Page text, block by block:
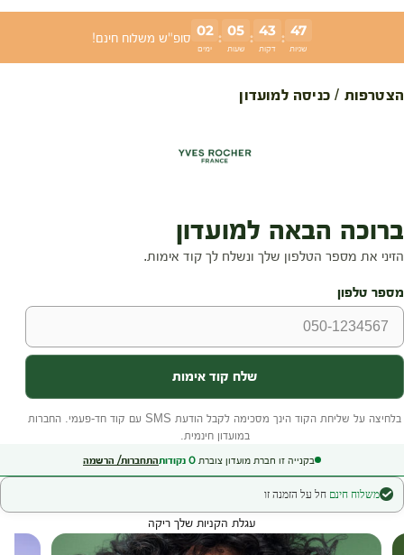
02
ימים
: 05
שעות
: 43
דקות
: 47
שניות
סופ"ש משלוח חינם!
הצטרפות / כניסה למועדון
בקנייה זו חברת מועדון צוברת 0 נקודותהתחברות/ הרשמה
משלוח חינם חל על הזמנה זו
עגלת הקניות שלך ריקה